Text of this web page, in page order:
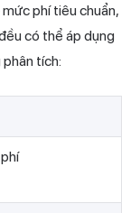
phí tiêu chuẩn,
có thể áp dụng
tích: